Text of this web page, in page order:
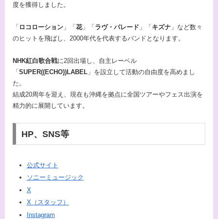
度を獲得しました。
「 ロコローション 」「 花」「 ラヴ・パレード 」「 キズナ 」など数々
のヒットを飛ばし、2000年代を代表するバンドとなります。
NHK紅白歌合戦に2回出場し、自主レーベル
「 SUPER((ECHO))LABEL 」を設立して活動の自由度を高めまし
た。
結成20周年を迎え、現在も沖縄を拠点に全国ツアーやフェス出演を
精力的に展開しています。
HP、SNS等
公式サイト
ソニーミュージック
X
X（スタッフ）
Instagram